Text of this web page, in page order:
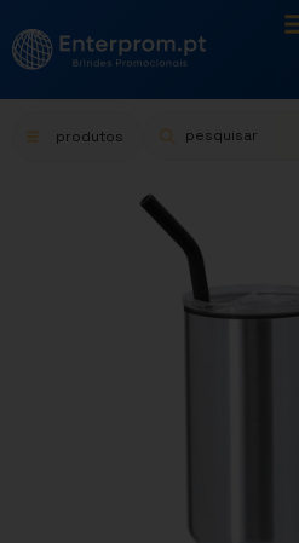
produtos